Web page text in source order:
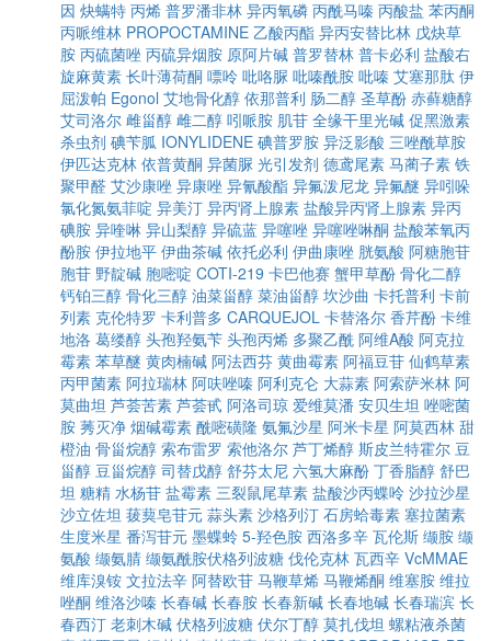
因 炔螨特 丙烯 普罗潘非林 异丙氧磷 丙酰马嗪 丙酸盐 苯丙酮
丙哌维林 PROPOCTAMINE 乙酸丙酯 异丙安替比林 戊炔草
胺 丙硫菌唑 丙硫异烟胺 原阿片碱 普罗替林 普卡必利 盐酸右
旋麻黄素 长叶薄荷酮 嘌呤 吡咯脲 吡嗪酰胺 吡嗪 艾塞那肽 伊
屈泼帕 Egonol 艾地骨化醇 依那普利 肠二醇 圣草酚 赤藓糖醇
艾司洛尔 雌甾醇 雌二醇 吲哌胺 肌苷 全缘干里光碱 促黑激素
杀虫剂 碘苄胍 IONYLIDENE 碘普罗胺 异泛影酸 三唑酰草胺
伊匹达克林 依普黄酮 异菌脲 光引发剂 德鸢尾素 马蔺子素 铁
聚甲醛 艾沙康唑 异康唑 异氰酸酯 异氟泼尼龙 异氟醚 异吲哚
氯化氮氨菲啶 异美汀 异丙肾上腺素 盐酸异丙肾上腺素 异丙
碘胺 异喹啉 异山梨醇 异硫蓝 异噻唑 异噻唑啉酮 盐酸苯氧丙
酚胺 伊拉地平 伊曲茶碱 依托必利 伊曲康唑 胱氨酸 阿糖胞苷
胞苷 野靛碱 胞嘧啶 COTI-219 卡巴他赛 蟹甲草酚 骨化二醇
钙铂三醇 骨化三醇 油菜甾醇 菜油甾醇 坎沙曲 卡托普利 卡前
列素 克伦特罗 卡利普多 CARQUEJOL 卡替洛尔 香芹酚 卡维
地洛 葛缕醇 头孢羟氨苄 头孢丙烯 多聚乙酰 阿维A酸 阿克拉
霉素 苯草醚 黄肉楠碱 阿法西芬 黄曲霉素 阿福豆苷 仙鹤草素
丙甲菌素 阿拉瑞林 阿呋唑嗪 阿利克仑 大蒜素 阿索萨米林 阿
莫曲坦 芦荟苦素 芦荟甙 阿洛司琼 爱维莫潘 安贝生坦 唑嘧菌
胺 莠灭净 烟碱霉素 酰嘧磺隆 氨氟沙星 阿米卡星 阿莫西林 甜
橙油 骨甾烷醇 索布雷罗 索他洛尔 芦丁烯醇 斯皮兰特霍尔 豆
甾醇 豆甾烷醇 司替戊醇 舒芬太尼 六氢大麻酚 丁香脂醇 舒巴
坦 糖精 水杨苷 盐霉素 三裂鼠尾草素 盐酸沙丙蝶呤 沙拉沙星
沙立佐坦 菝葜皂苷元 蒜头素 沙格列汀 石房蛤毒素 塞拉菌素
生度米星 番泻苷元 墨蝶蛉 5-羟色胺 西洛多辛 瓦伦斯 缬胺 缬
氨酸 缬氨腈 缬氨酰胺伏格列波糖 伐伦克林 瓦西辛 VcMMAE
维库溴铵 文拉法辛 阿替欧苷 马鞭草烯 马鞭烯酮 维塞胺 维拉
唑酮 维洛沙嗪 长春碱 长春胺 长春新碱 长春地碱 长春瑞滨 长
春西汀 老刺木碱 伏格列波糖 伏尔丁醇 莫扎伐坦 螺粘液杀菌